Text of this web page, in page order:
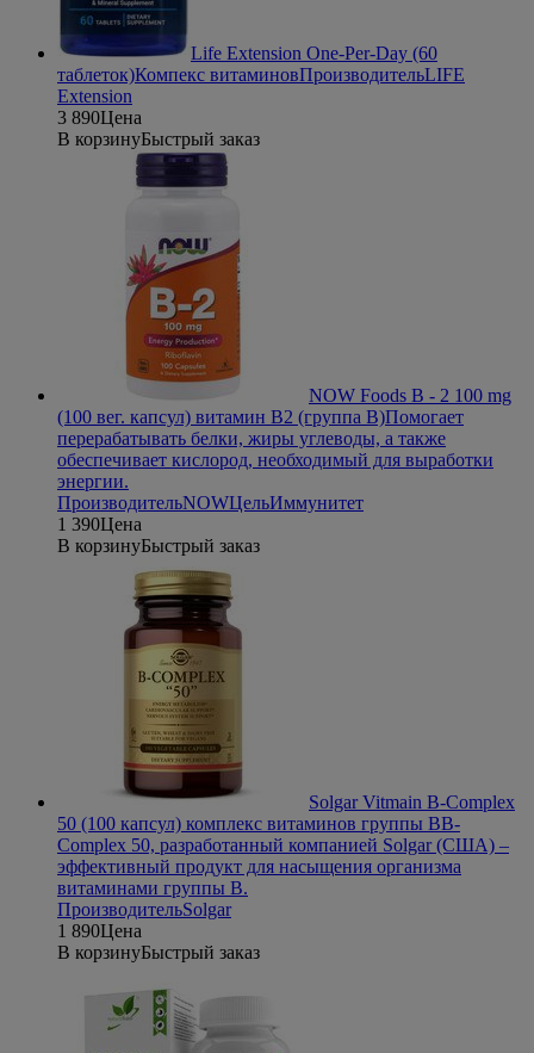
Life Extension One-Per-Day (60
таблеток)Компекс витаминовПроизводительLIFE
Extension
3 890Цена
В корзинуБыстрый заказ
NOW Foods B - 2 100 mg
(100 вег. капсул) витамин В2 (группа В)Помогает
перерабатывать белки, жиры углеводы, а также
обеспечивает кислород, необходимый для выработки
энергии.
ПроизводительNOWЦельИммунитет
1 390Цена
В корзинуБыстрый заказ
Solgar Vitmain B-Complex
50 (100 капсул) комплекс витаминов группы ВB-
Complex 50, разработанный компанией Solgar (США) –
эффективный продукт для насыщения организма
витаминами группы В.
ПроизводительSolgar
1 890Цена
В корзинуБыстрый заказ